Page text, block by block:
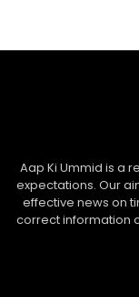
Aap Ki Ummid is a
expectations. Our
effective news on
correct information